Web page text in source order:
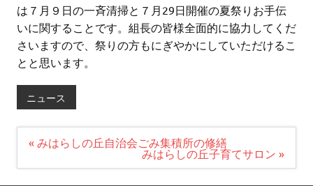
は７月９日の一斉清掃と７月29日開催の夏祭りお手伝
いに関することです。組長の皆様全面的に協力してくだ
さいますので、祭りの方もにぎやかにしていただけるこ
とと思います。
ニュース
投
稿
« みはらしの丘自治会ごみ集積所の修繕
みはらしの丘子育てサロン »